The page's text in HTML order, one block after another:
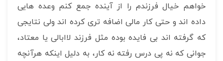
خواهم خیال فرزندم را از آینده جمع کنم وعده هایی
داده اند و حتی کار مالی اضافه تری کرده اند ولی نتایجی
که گرفته اند بی فایده بوده مثل فرزند لاابالی یا معتاد،
جوانی که نه پی درس رفته نه کار، به دلیل اینکه هرآنچه